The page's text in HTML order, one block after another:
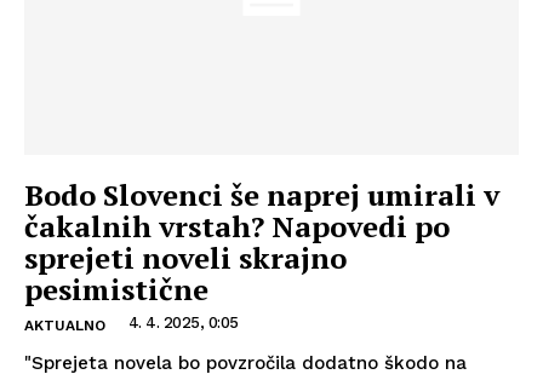
Bodo Slovenci še naprej umirali v
čakalnih vrstah? Napovedi po
sprejeti noveli skrajno
pesimistične
AKTUALNO 4. 4. 2025, 0:05
"Sprejeta novela bo povzročila dodatno škodo na